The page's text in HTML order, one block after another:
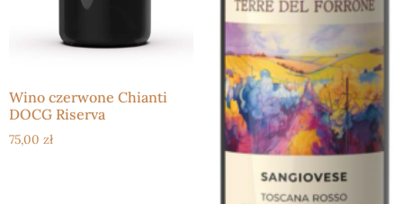
Wino czerwone Chianti
DOCG Riserva
75,00 zł